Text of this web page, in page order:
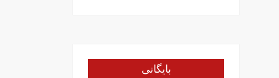
بایگانی